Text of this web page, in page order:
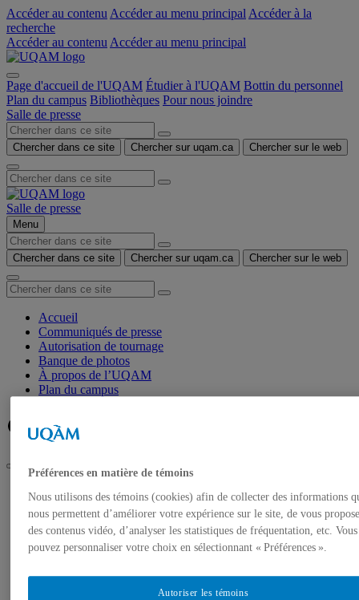
Accéder au contenu Accéder au menu principal Accéder à la
recherche
Accéder au contenu Accéder au menu principal
Page d'accueil de l'UQAM Étudier à l'UQAM Bottin du personnel
Plan du campus Bibliothèques Pour nous joindre
Salle de presse
Chercher dans ce site Chercher sur uqam.ca Chercher sur le web
Salle de presse
Menu
Chercher dans ce site Chercher sur uqam.ca Chercher sur le web
Accueil
Communiqués de presse
Autorisation de tournage
Banque de photos
À propos de l’UQAM
Plan du campus
Facebook
Twitter
Flux RSS
Salle de presse
Expertes et experts de l’UQAM – Journée internationale de
l’éducation
Communiqués de presse
Autorisation de tournage
Préférences en matière de témoins
Nous utilisons des témoins (cookies) afin de collecter des informations
nous permettent d’améliorer votre expérience sur le site, de vous
des contenus vidéo, d’analyser les statistiques de fréquentation, etc. Vous
pouvez personnaliser votre choix en sélectionnant « Préférences ».
Autoriser les témoins